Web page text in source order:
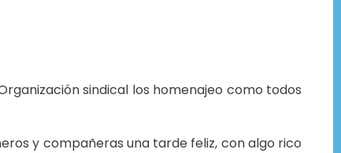
sindical los homenajeo como todos
y compañeras una tarde feliz, con algo rico